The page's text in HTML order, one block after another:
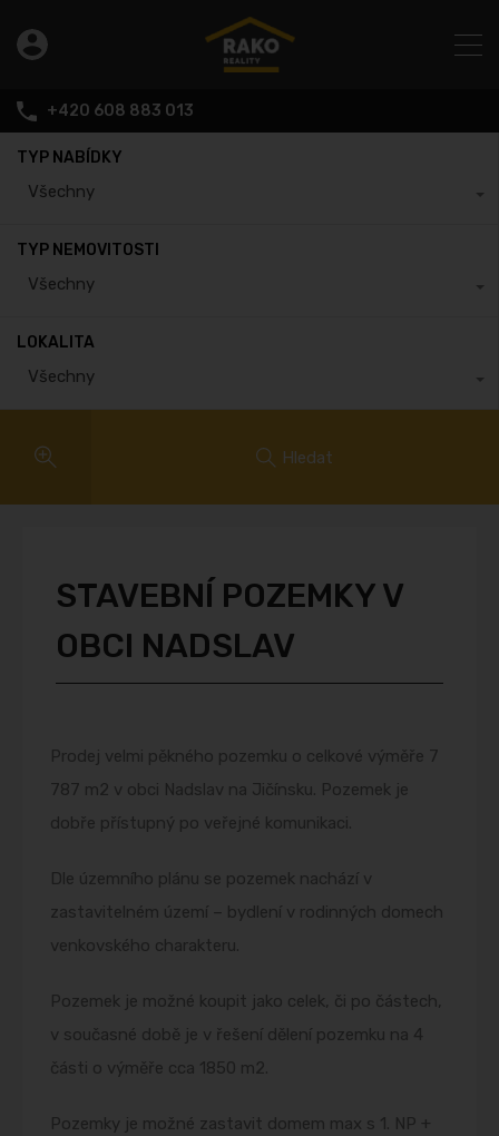
+420 608 883 013
TYP NABÍDKY
Všechny
TYP NEMOVITOSTI
Všechny
LOKALITA
Všechny
Hledat
STAVEBNÍ POZEMKY V
OBCI NADSLAV
Prodej velmi pěkného pozemku o celkové výměře 7
787 m2 v obci Nadslav na Jičínsku. Pozemek je
dobře přístupný po veřejné komunikaci.
Dle územního plánu se pozemek nachází v
zastavitelném území – bydlení v rodinných domech
venkovského charakteru.
Pozemek je možné koupit jako celek, či po částech,
v současné době je v řešení dělení pozemku na 4
části o výměře cca 1850 m2.
Pozemky je možné zastavit domem max s 1. NP +